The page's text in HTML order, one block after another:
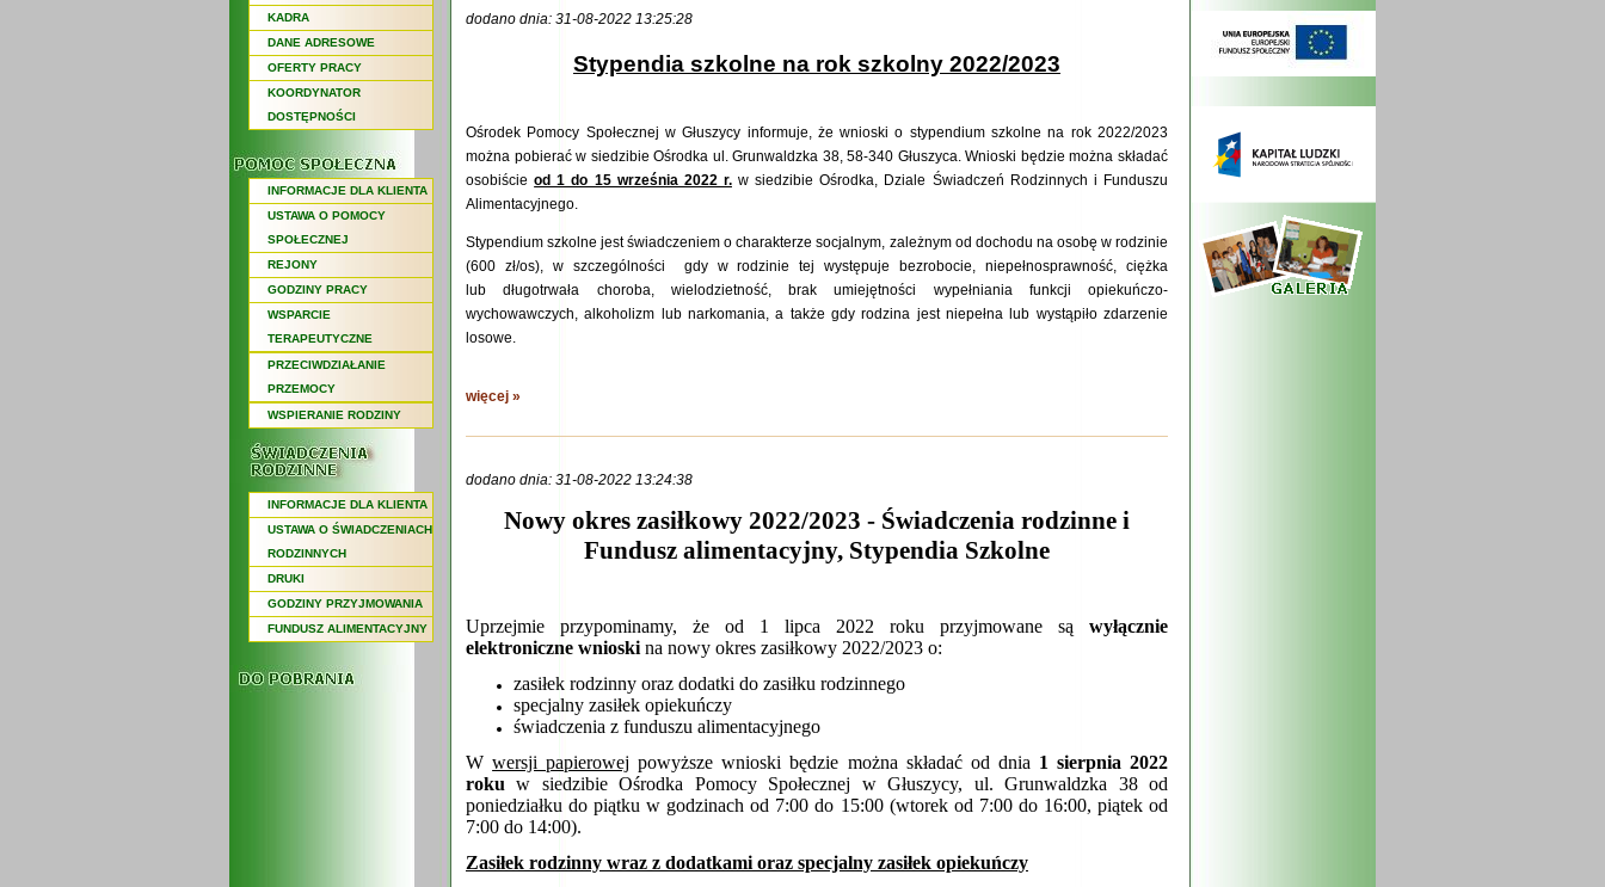
KADRA
DANE ADRESOWE
OFERTY PRACY
KOORDYNATOR
DOSTĘPNOŚCI
INFORMACJE DLA KLIENTA
USTAWA O POMOCY
SPOŁECZNEJ
REJONY
GODZINY PRACY
WSPARCIE
TERAPEUTYCZNE
PRZECIWDZIAŁANIE
PRZEMOCY
WSPIERANIE RODZINY
INFORMACJE DLA KLIENTA
USTAWA O ŚWIADCZENIACH
RODZINNYCH
DRUKI
GODZINY PRZYJMOWANIA
FUNDUSZ ALIMENTACYJNY
dodano dnia: 31-08-2022 13:25:28
Stypendia szkolne na rok szkolny 2022/2023
Ośrodek Pomocy Społecznej w Głuszycy informuje, że wnioski o stypendium szkolne na rok 2022/2023
można pobierać w siedzibie Ośrodka ul. Grunwaldzka 38, 58-340 Głuszyca. Wnioski będzie można składać
osobiścieod 1 do 15 września 2022 r.w siedzibie Ośrodka, Dziale Świadczeń Rodzinnych i Funduszu
Alimentacyjnego.
Stypendium szkolne jest świadczeniem o charakterze socjalnym, zależnym od dochodu na osobę w rodzinie
(600 zł/os), w szczególności gdy w rodzinie tej występuje bezrobocie, niepełnosprawność, ciężka
lub długotrwała choroba, wielodzietność, brak umiejętności wypełniania funkcji opiekuńczo-
wychowawczych, alkoholizm lub narkomania, a także gdy rodzina jest niepełna lub wystąpiło zdarzenie
losowe.
więcej »
dodano dnia: 31-08-2022 13:24:38
Nowy okres zasiłkowy 2022/2023 - Świadczenia rodzinne i
Fundusz alimentacyjny, Stypendia Szkolne
Uprzejmie przypominamy, że od 1 lipca 2022 roku przyjmowane są wyłącznie
elektroniczne wnioski na nowy okres zasiłkowy 2022/2023 o:
zasiłek rodzinny oraz dodatki do zasiłku rodzinnego
specjalny zasiłek opiekuńczy
świadczenia z funduszu alimentacyjnego
Wwersji papierowej powyższe wnioski będzie można składać od dnia 1 sierpnia 2022
rokuw siedzibie Ośrodka Pomocy Społecznej w Głuszycy, ul. Grunwaldzka 38 od
poniedziałku do piątku w godzinach od 7:00 do 15:00 (wtorek od 7:00 do 16:00, piątek od
7:00 do 14:00).
Zasiłek rodzinny wraz z dodatkami oraz specjalny zasiłek opiekuńczy